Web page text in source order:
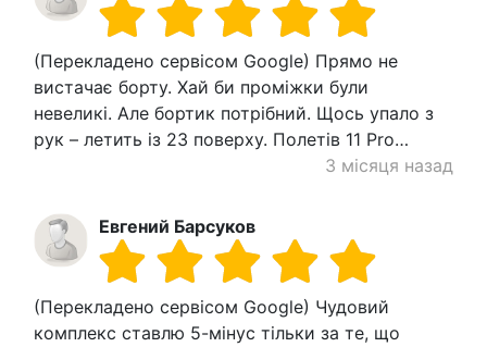
(Перекладено сервісом Google) Прямо не
вистачає борту. Хай би проміжки були
невеликі. Але бортик потрібний. Щось упало з
рук – летить із 23 поверху. Полетів 11 Pro…
3 місяця назад
Евгений Барсуков
(Перекладено сервісом Google) Чудовий
комплекс ставлю 5-мінус тільки за те, що